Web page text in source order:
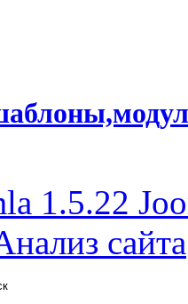
1.5.22
сайта